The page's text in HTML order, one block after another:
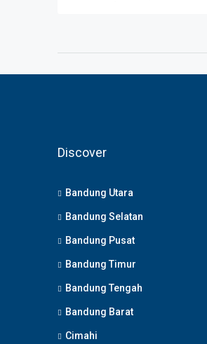
Discover
Bandung Utara
Bandung Selatan
Bandung Pusat
Bandung Timur
Bandung Tengah
Bandung Barat
Cimahi